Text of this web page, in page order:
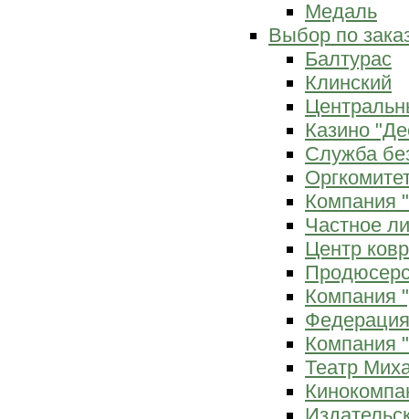
Медаль
Выбор по
Балтурас
Клинский
Казино
Служба
Компания
Частное
Центр
Компания
Компания
Театр